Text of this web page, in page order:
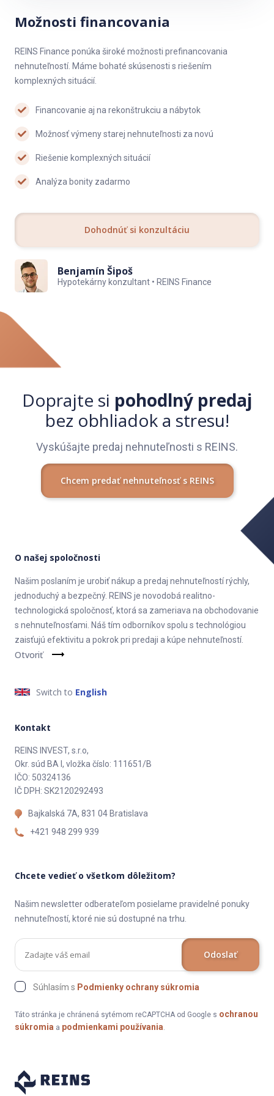
Zateplený bytový dom, príjemné prostredie so zeleňou.
LOKALITA:
Bytový dom sa nachádza na začiatku Petržalky, s výbornou
Predajná cena zahŕňa právne poplatky a poplatky do katastra,
pričom kúpne zmluvy sú autorizované notárom.
Samozrejmosťou je možnosť financovať kúpu na hypotekárny
úver, čím Vám ochotne pomôže náš firemný špecialista.
Kontakt: 0903484622
Marián Drinka Renovation Project Manager @ REINS
Možnosti financovania
REINS Finance ponúka široké možnosti prefinancovania
nehnuteľností. Máme bohaté skúsenosti s riešením
komplexných situácií.
Financovanie aj na rekonštrukciu a nábytok
Možnosť výmeny starej nehnuteľnosti za novú
Riešenie komplexných situácií
Analýza bonity zadarmo
Dohodnúť si konzultáciu
Benjamín Šipoš
Hypotekárny konzultant • REINS Finance
Doprajte si pohodlný predaj
bez obhliadok a stresu!
Vyskúšajte predaj nehnuteľnosti s REINS.
Chcem predať nehnuteľnosť s REINS
O našej spoločnosti
Našim poslaním je urobiť nákup a predaj nehnuteľností rýchly,
jednoduchý a bezpečný. REINS je novodobá realitno-
technologická spoločnosť, ktorá sa zameriava na obchodovanie
s nehnuteľnosťami. Náš tím odborníkov spolu s technológiou
zaisťujú efektivitu a pokrok pri predaji a kúpe nehnuteľností.
Otvoriť
Switch to English
Kontakt
REINS INVEST, s.r.o,
Okr. súd BA I, vložka číslo: 111651/B
IČO: 50324136
IČ DPH: SK2120292493
Bajkalská 7A, 831 04 Bratislava
+421 948 299 939
Chcete vedieť o všetkom dôležitom?
Našim newsletter odberateľom posielame pravidelné ponuky
nehnuteľností, ktoré nie sú dostupné na trhu.
Odoslať
Súhlasím s Podmienky ochrany súkromia
Táto stránka je chránená sytémom reCAPTCHA od Google s ochranou
súkromia a podmienkami používania.